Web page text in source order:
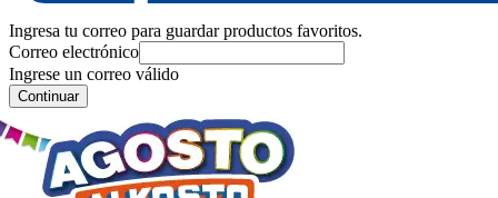
Ingresa tu correo para guardar productos favoritos.
Correo electrónico
Ingrese un correo válido
Continuar